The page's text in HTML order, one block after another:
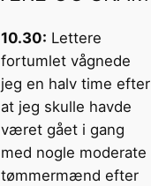
10.30: Lettere
fortumlet vågnede
jeg en halv time efter
at jeg skulle havde
været gået i gang
med nogle moderate
tømmermænd efter